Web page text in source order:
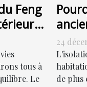
Feng
tous à
Le
des
24
de plus